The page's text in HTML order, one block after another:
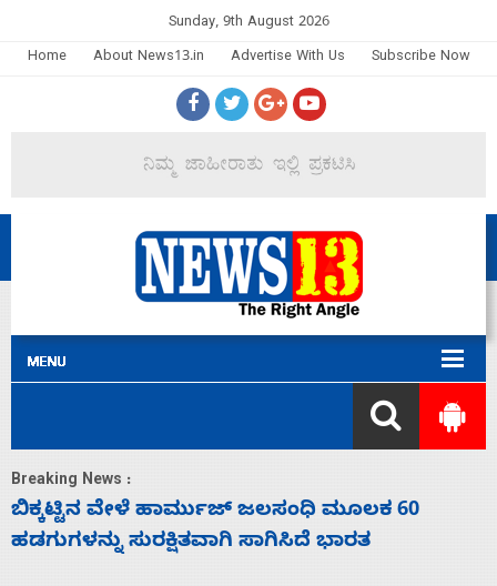
Sunday, 9th August 2026
Home
About News13.in Advertise With Us Subscribe Now
Breaking News :
ನಾಗೇಂದ್ರ ರಾಜೀನಾಮೆ ಕೊಡದಿದ್ದರೆ ಸದನ ನಡೆಸಲು
ಬಿಡೆವು: ಛಲವಾದಿ ನಾರಾಯಣಸ್ವಾಮಿ